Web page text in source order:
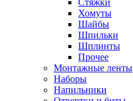
Стяжки
Хомуты
Шайбы
Шпильки
Шплинты
Прочее
Монтажные ленты
Наборы
Напильники